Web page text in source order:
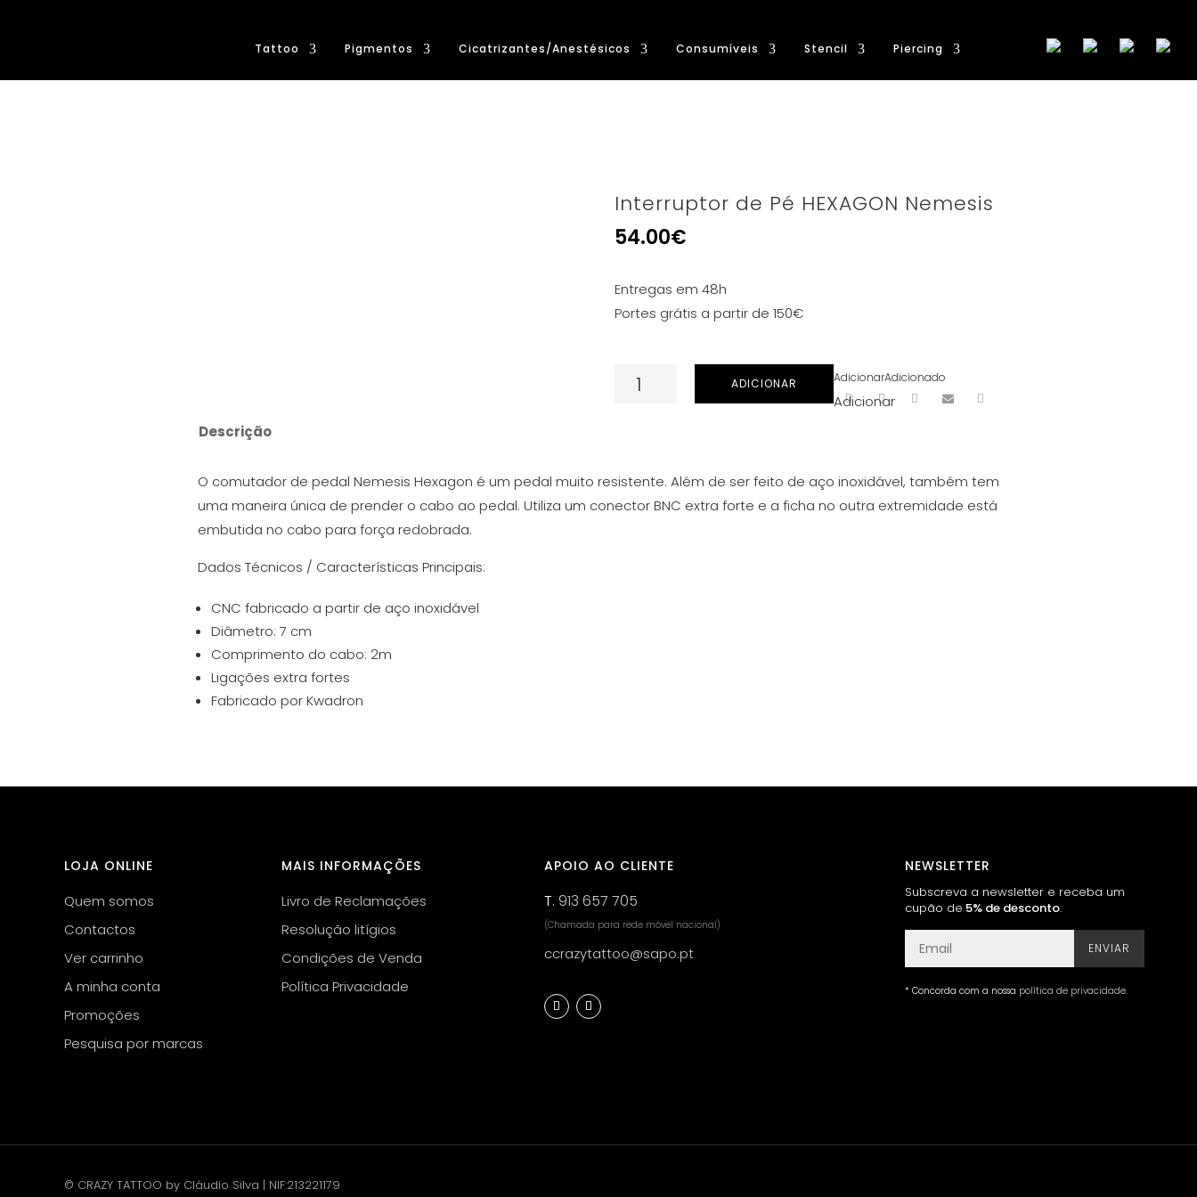
Tattoo Pigmentos Cicatrizantes/Anestésicos Consumíveis Stencil Piercing
Interruptor de Pé HEXAGON Nemesis
54.00€
Entregas em 48h
Portes grátis a partir de 150€
Quantidade
ADICIONAR AdicionarAdicionado
Adicionar
Descrição
O comutador de pedal Nemesis Hexagon é um pedal muito resistente. Além de ser feito de aço inoxidável, também tem
uma maneira única de prender o cabo ao pedal. Utiliza um conector BNC extra forte e a ficha no outra extremidade está
embutida no cabo para força redobrada.
Dados Técnicos / Características Principais:
CNC fabricado a partir de aço inoxidável
Diâmetro: 7 cm
Comprimento do cabo: 2m
Ligações extra fortes
Fabricado por Kwadron
LOJA ONLINE
Quem somos
Contactos
Ver carrinho
A minha conta
Promoções
Pesquisa por marcas
MAIS INFORMAÇÕES
Livro de Reclamações
Resolução litígios
Condições de Venda
Política Privacidade
APOIO AO CLIENTE
T. 913 657 705
(Chamada para rede móvel nacional)
ccrazytattoo@sapo.pt
NEWSLETTER
Subscreva a newsletter e receba um
cupão de 5% de desconto.
ENVIAR
* Concorda com a nossa política de privacidade.
© CRAZY TATTOO by Cláudio Silva | NIF:213221179